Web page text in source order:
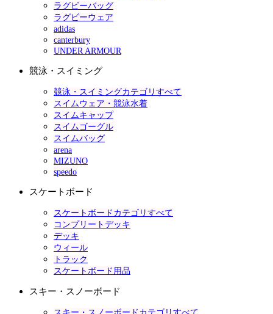
ラグビーバッグ
ラグビーウェア
adidas
canterbury
UNDER ARMOUR
競泳・スイミング
競泳・スイミングカテゴリすべて
スイムウェア・競泳水着
スイムキャップ
スイムゴーグル
スイムバッグ
arena
MIZUNO
speedo
スケートボード
スケートボードカテゴリすべて
コンプリートデッキ
デッキ
ウィール
トラック
スケートボード用品
スキー・スノーボード